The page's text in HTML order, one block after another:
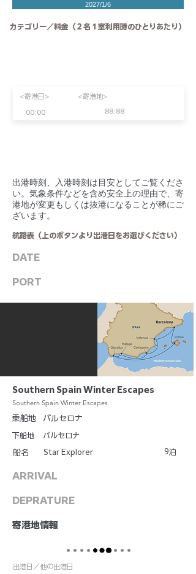
<寄港日>
00:00 88:88
<寄港地>
2027/1/6
カテゴリー／料金（２名１室利用時のひとりあたり）
​出港時刻、入港時刻は目安としてご覧くださ
い。気象条件などを含め安全上の理由で、寄
港地が変更もしくは抜港になることが稀にご
ざいます。
航路表（上のボタンより出港日をお選びください）
DATE
PORT
Southern Spain Winter Escapes
Southern Spain Winter Escapes
乗船地
下船地
船名
バルセロナ
バルセロナ
Star Explorer 9泊
ARRIVAL
DEPRATURE
​寄港地情報
出港日／他の出港日